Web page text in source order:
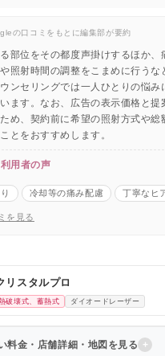
の口コミをもとに編集部が要約
部位をその都度声掛けするほか、
照射時間の調整をこまめに行うな
ンセリングでは一人ひとりの悩み
ます。なお、広告の表示価格と提
め、契約前に希望の照射方式や総
とをおすすめします。
用者の声
冷却等の痛み配慮 丁寧なヒ
を見る
リスタルプロ
破壊式、蓄熱式 ダイオードレーザー
料金・店舗詳細・地図を見る